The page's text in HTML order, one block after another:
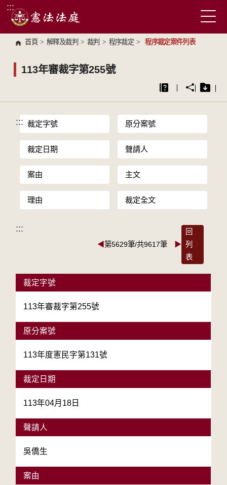
跳到主要內容區塊
:::
首頁 > 解釋及裁判 > 裁判 > 程序裁定 > 程序裁定案件列表
113年審裁字第255號
::: 裁定字號 原分案號
裁定日期 聲請人
案由 主文
理由 裁定全文
:::
◀第5629筆/共9617筆 ▶
回
列
表
裁定字號
113年審裁字第255號
原分案號
113年度憲民字第131號
裁定日期
113年04月18日
聲請人
吳僑生
案由